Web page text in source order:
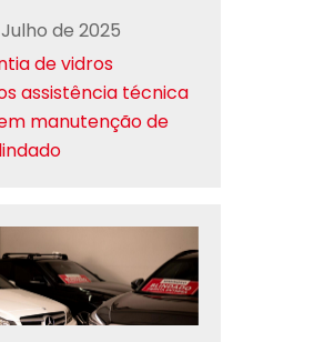
de 2025
de vidros
assistência técnica
manutenção de